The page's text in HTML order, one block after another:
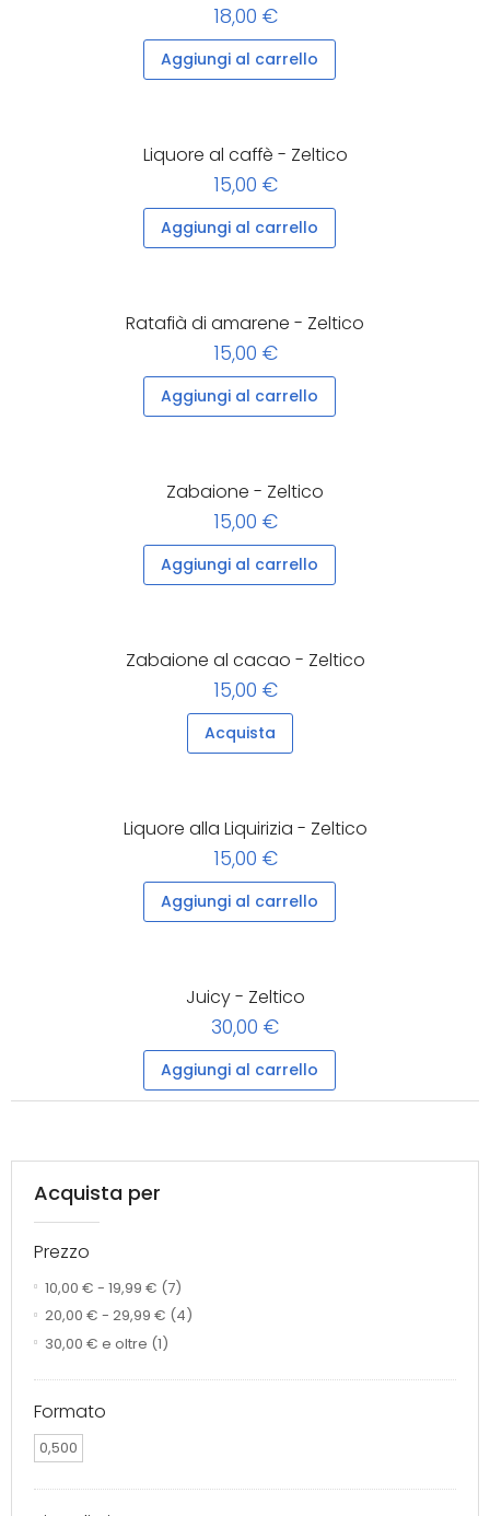
18,00 €
Aggiungi al carrello
Liquore al caffè - Zeltico
15,00 €
Aggiungi al carrello
Ratafià di amarene - Zeltico
15,00 €
Aggiungi al carrello
Zabaione - Zeltico
15,00 €
Aggiungi al carrello
Zabaione al cacao - Zeltico
15,00 €
Acquista
Liquore alla Liquirizia - Zeltico
15,00 €
Aggiungi al carrello
Juicy - Zeltico
30,00 €
Aggiungi al carrello
Acquista per
Prezzo
10,00 € - 19,99 € (7)
20,00 € - 29,99 € (4)
30,00 € e oltre (1)
Formato
0,500